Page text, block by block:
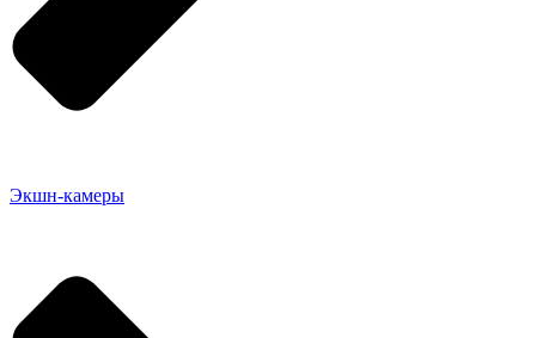
Экшн-камеры